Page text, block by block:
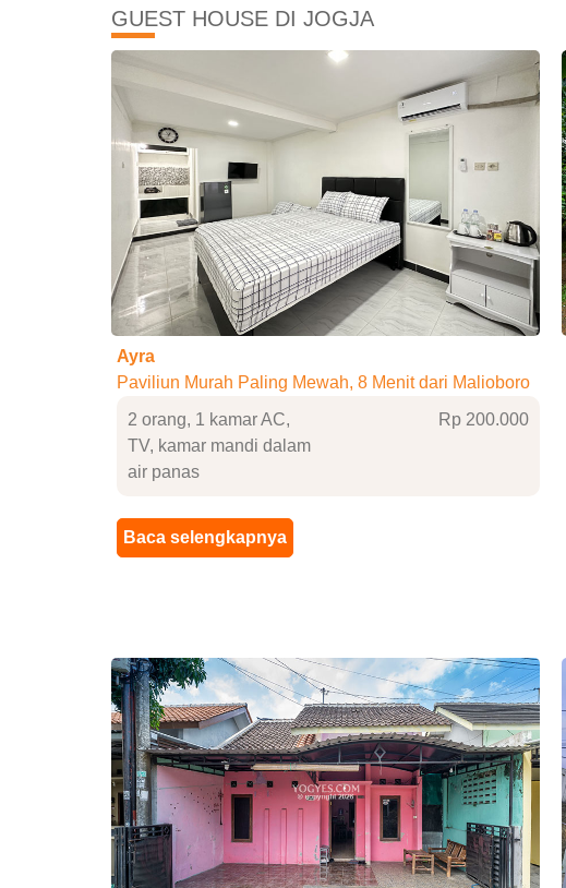
GUEST HOUSE DI JOGJA
Ayra
Paviliun Murah Paling Mewah, 8 Menit dari Malioboro
2 orang, 1 kamar AC,
TV, kamar mandi dalam
air panas
Rp 200.000
Baca selengkapnya